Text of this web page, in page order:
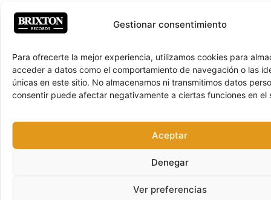
Gestionar consentimiento
Para ofrecerte la mejor experiencia, utilizamos cookies para
acceder a datos como el comportamiento de navegación o las
únicas en este sitio. No almacenamos ni transmitimos datos
consentir puede afectar negativamente a ciertas funciones en el
Aceptar
Denegar
Ver preferencias